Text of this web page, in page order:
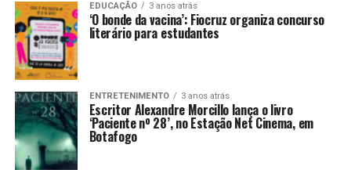
EDUCAÇÃO 3 anos atrás
‘O bonde da vacina’: Fiocruz organiza concurso
literário para estudantes
ENTRETENIMENTO 3 anos atrás
Escritor Alexandre Morcillo lança o livro
‘Paciente nº 28’, no Estação Net Cinema, em
Botafogo